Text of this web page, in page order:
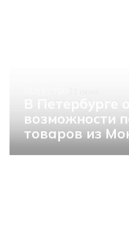
возможности
товаров из